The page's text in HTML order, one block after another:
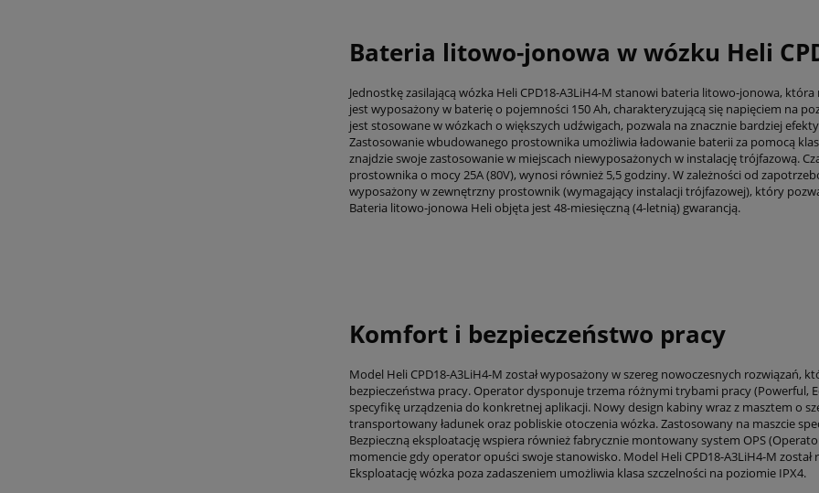
Bateria litowo-jonowa w wózku Heli
Jednostkę zasilającą wózka Heli CPD18-A3LiH4-M stanowi bateria litowo-jonowa,
jest wyposażony w baterię o pojemności 150 Ah, charakteryzującą się napięciem na
jest stosowane w wózkach o większych udźwigach, pozwala na znacznie bardziej
Zastosowanie wbudowanego prostownika umożliwia ładowanie baterii za pomocą
znajdzie swoje zastosowanie w miejscach niewyposażonych w instalację trójfazową.
prostownika o mocy 25A (80V), wynosi również 5,5 godziny. W zależności od
wyposażony w zewnętrzny prostownik (wymagający instalacji trójfazowej), który
Bateria litowo-jonowa Heli objęta jest 48-miesięczną (4-letnią) gwarancją.
Komfort i bezpieczeństwo pracy
Model Heli CPD18-A3LiH4-M został wyposażony w szereg nowoczesnych
bezpieczeństwa pracy. Operator dysponuje trzema różnymi trybami pracy (Powerful,
specyfikę urządzenia do konkretnej aplikacji. Nowy design kabiny wraz z masztem o
transportowany ładunek oraz pobliskie otoczenia wózka. Zastosowany na maszcie
Bezpieczną eksploatację wspiera również fabrycznie montowany system OPS
momencie gdy operator opuści swoje stanowisko. Model Heli CPD18-A3LiH4-M
Eksploatację wózka poza zadaszeniem umożliwia klasa szczelności na poziomie IPX4.